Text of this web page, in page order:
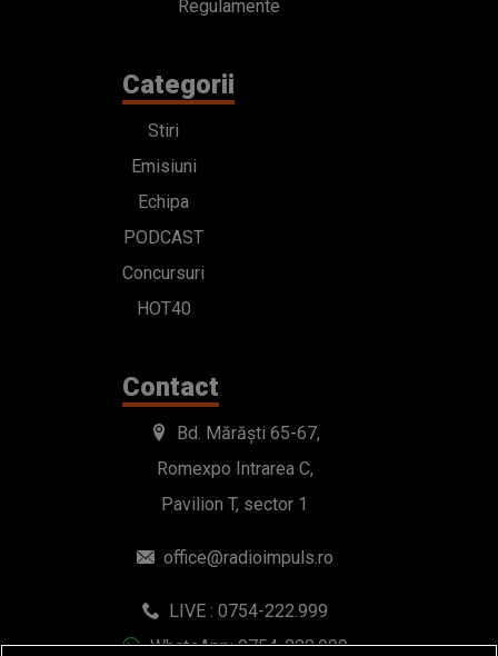
Regulamente
Categorii
Stiri
Emisiuni
Echipa
PODCAST
Concursuri
HOT40
Contact
Bd. Mărăști 65-67,
Romexpo Intrarea C,
Pavilion T, sector 1
office@radioimpuls.ro
LIVE : 0754-222.999
WhatsApp: 0754-222.999